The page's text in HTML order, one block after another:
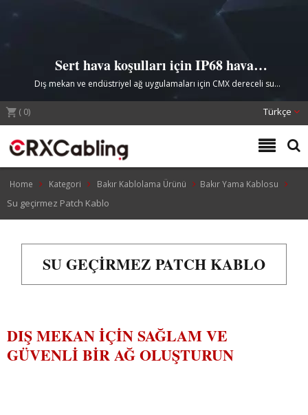
Sert hava koşulları için IP68 hava
koşullarına dayanıklı patch cord
çözümleri
Dış mekan ve endüstriyel ağ uygulamaları için CMX dereceli su
geçirmez RJ45 Ethernet Kabloları
( 0) Türkçe
Home Kategori Bakır Kablolama Ürünü Bakır Yama Kablosu
Su geçirmez Patch Kablo
SU GEÇIRMEZ PATCH KABLO
DIŞ MEKAN IÇIN SAĞLAM VE
GÜVENLI BIR AĞ OLUŞTURUN